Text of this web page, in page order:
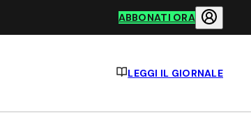
ABBONATI ORA
LEGGI IL GIORNALE